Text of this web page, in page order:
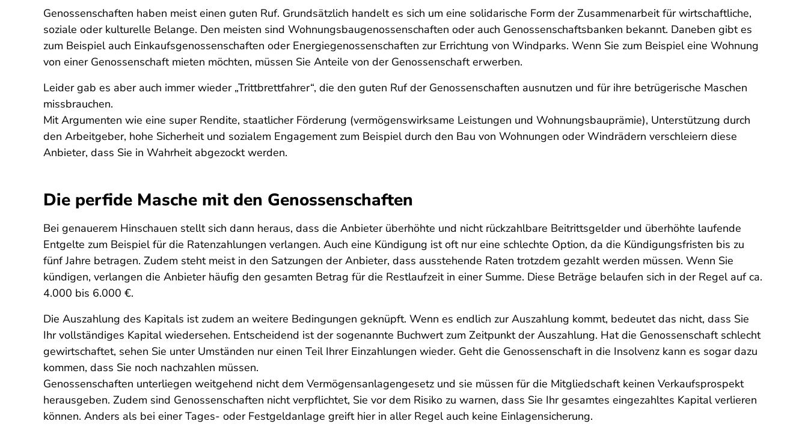
Genossenschaften haben meist einen guten Ruf. Grundsätzlich handelt es sich um eine solidarische Form der Zusammenarbeit für wirtschaftliche,
soziale oder kulturelle Belange. Den meisten sind Wohnungsbaugenossenschaften oder auch Genossenschaftsbanken bekannt. Daneben gibt es
zum Beispiel auch Einkaufsgenossenschaften oder Energiegenossenschaften zur Errichtung von Windparks. Wenn Sie zum Beispiel eine Wohnung
von einer Genossenschaft mieten möchten, müssen Sie Anteile von der Genossenschaft erwerben.
Leider gab es aber auch immer wieder „Trittbrettfahrer“, die den guten Ruf der Genossenschaften ausnutzen und für ihre betrügerische Maschen
missbrauchen.
Mit Argumenten wie eine super Rendite, staatlicher Förderung (vermögenswirksame Leistungen und Wohnungsbauprämie), Unterstützung durch
den Arbeitgeber, hohe Sicherheit und sozialem Engagement zum Beispiel durch den Bau von Wohnungen oder Windrädern verschleiern diese
Anbieter, dass Sie in Wahrheit abgezockt werden.
Die perfide Masche mit den Genossenschaften
Bei genauerem Hinschauen stellt sich dann heraus, dass die Anbieter überhöhte und nicht rückzahlbare Beitrittsgelder und überhöhte laufende
Entgelte zum Beispiel für die Ratenzahlungen verlangen. Auch eine Kündigung ist oft nur eine schlechte Option, da die Kündigungsfristen bis zu
fünf Jahre betragen. Zudem steht meist in den Satzungen der Anbieter, dass ausstehende Raten trotzdem gezahlt werden müssen. Wenn Sie
kündigen, verlangen die Anbieter häufig den gesamten Betrag für die Restlaufzeit in einer Summe. Diese Beträge belaufen sich in der Regel auf ca.
4.000 bis 6.000 €.
Die Auszahlung des Kapitals ist zudem an weitere Bedingungen geknüpft. Wenn es endlich zur Auszahlung kommt, bedeutet das nicht, dass Sie
Ihr vollständiges Kapital wiedersehen. Entscheidend ist der sogenannte Buchwert zum Zeitpunkt der Auszahlung. Hat die Genossenschaft schlecht
gewirtschaftet, sehen Sie unter Umständen nur einen Teil Ihrer Einzahlungen wieder. Geht die Genossenschaft in die Insolvenz kann es sogar dazu
kommen, dass Sie noch nachzahlen müssen.
Genossenschaften unterliegen weitgehend nicht dem Vermögensanlagengesetz und sie müssen für die Mitgliedschaft keinen Verkaufsprospekt
herausgeben. Zudem sind Genossenschaften nicht verpflichtet, Sie vor dem Risiko zu warnen, dass Sie Ihr gesamtes eingezahltes Kapital verlieren
können. Anders als bei einer Tages- oder Festgeldanlage greift hier in aller Regel auch keine Einlagensicherung.